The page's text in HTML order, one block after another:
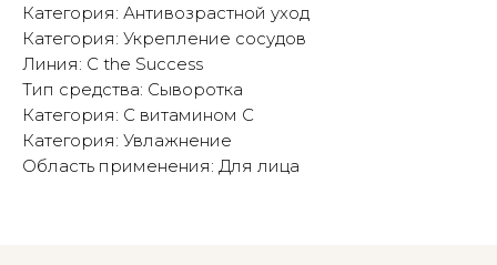
Категория: Антивозрастной уход
Категория: Укрепление сосудов
Линия: C the Success
Тип средства: Сыворотка
Категория: С витамином С
Категория: Увлажнение
Область применения: Для лица